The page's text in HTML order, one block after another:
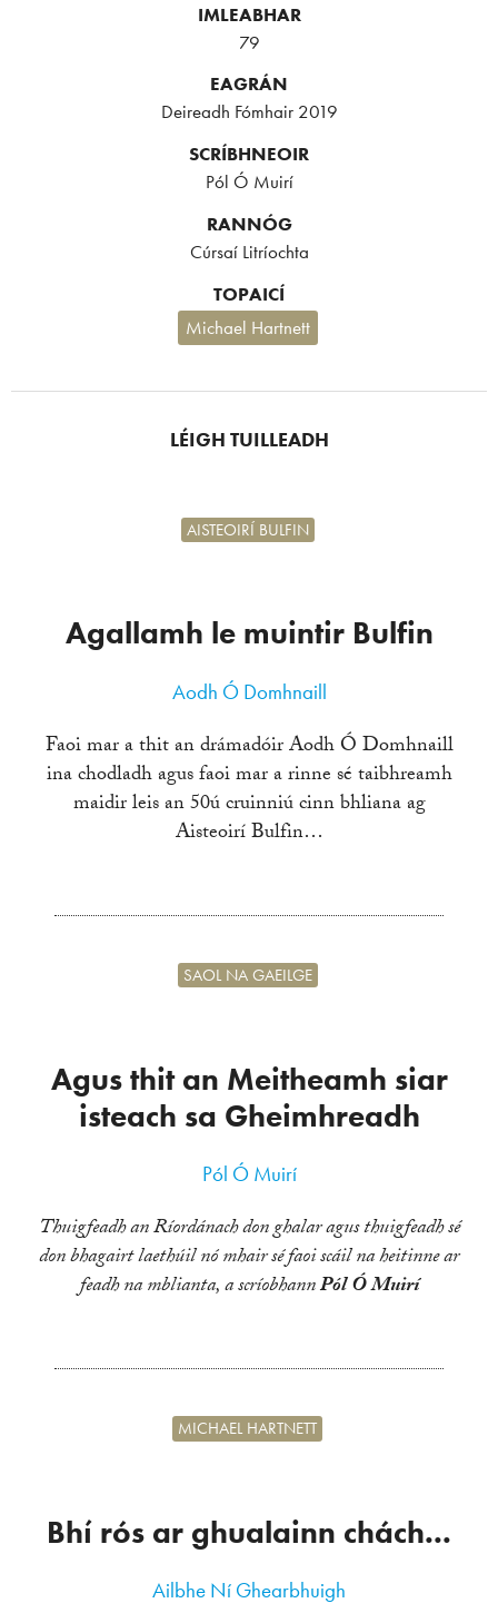
IMLEABHAR
79
EAGRÁN
Deireadh Fómhair 2019
SCRÍBHNEOIR
Pól Ó Muirí
RANNÓG
Cúrsaí Litríochta
TOPAICÍ
Michael Hartnett
LÉIGH TUILLEADH
Agallamh le muintir Bulfin
AISTEOIRÍ BULFIN
Aodh Ó Domhnaill
Faoi mar a thit an drámadóir Aodh Ó Domhnaill
ina chodladh agus faoi mar a rinne sé taibhreamh
maidir leis an 50ú cruinniú cinn bhliana ag
Aisteoirí Bulfin…
Agus thit an Meitheamh siar
isteach sa Gheimhreadh
SAOL NA GAEILGE
Pól Ó Muirí
Thuigfeadh an Ríordánach don ghalar agus thuigfeadh sé
don bhagairt laethúil nó mhair sé faoi scáil na heitinne ar
feadh na mblianta, a scríobhannPól Ó Muirí
Bhí rós ar ghualainn chách...
MICHAEL HARTNETT
Ailbhe Ní Ghearbhuigh